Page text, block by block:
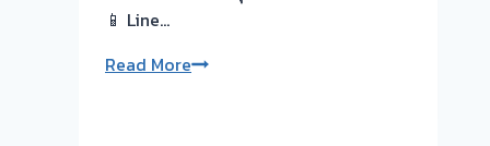
📱 Line…
Read Moreรับ